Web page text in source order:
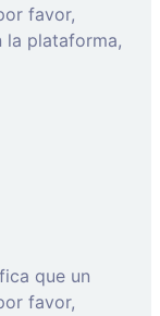
favor,
la plataforma,
que un
favor,